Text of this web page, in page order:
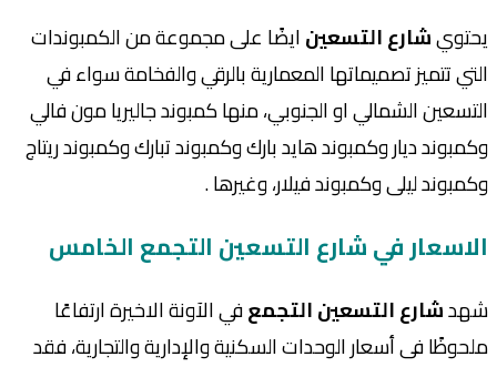
يحتويشارع التسعينايضًا على مجموعة من الكمبوندات
التي تتميز تصميماتها المعمارية بالرقي والفخامة سواء في
التسعين الشمالي او الجنوبي، منها كمبوند جاليريا مون فالي
وكمبوند ديار وكمبوند هايد بارك وكمبوند تبارك وكمبوند ريتاج
وكمبوند ليلى وكمبوند فيلار، وغيرها .
الاسعار فيشارع التسعين التجمع الخامس
شهدشارع التسعين التجمعفي الآونة الاخيرة ارتفاعًا
ملحوظًا فى أسعار الوحدات السكنية والإدارية والتجارية، فقد